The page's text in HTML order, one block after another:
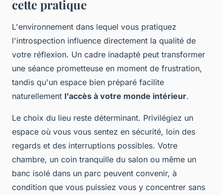
cette pratique
L'environnement dans lequel vous pratiquez
l'introspection influence directement la qualité de
votre réflexion. Un cadre inadapté peut transformer
une séance prometteuse en moment de frustration,
tandis qu'un espace bien préparé facilite
naturellement l'accès à votre monde intérieur.
Le choix du lieu reste déterminant. Privilégiez un
espace où vous vous sentez en sécurité, loin des
regards et des interruptions possibles. Votre
chambre, un coin tranquille du salon ou même un
banc isolé dans un parc peuvent convenir, à
condition que vous puissiez vous y concentrer sans